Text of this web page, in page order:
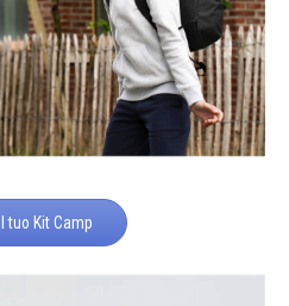
tuo Kit Camp